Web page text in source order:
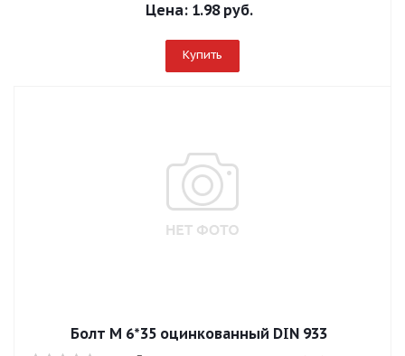
Цена: 1.98 руб.
Купить
Болт М 6*35 оцинкованный DIN 933